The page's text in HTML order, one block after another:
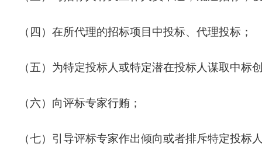
（四）在所代理的招标项目中投标、代理投标；
（五）为特定投标人或特定潜在投标人谋取中标
（六）向评标专家行贿；
（七）引导评标专家作出倾向或者排斥特定投标